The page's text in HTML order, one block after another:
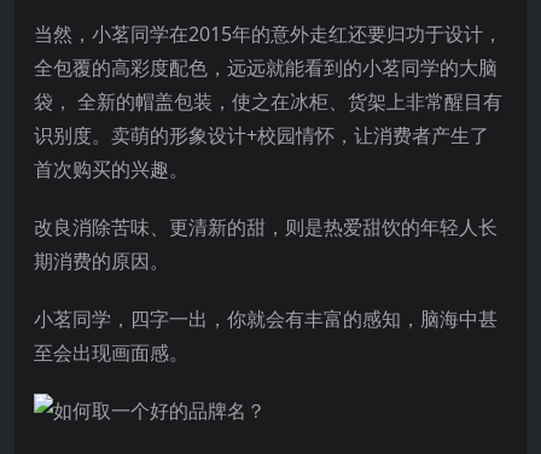
当然，小茗同学在2015年的意外走红还要归功于设计，
全包覆的高彩度配色，远远就能看到的小茗同学的大脑
袋， 全新的帽盖包装，使之在冰柜、货架上非常醒目有
识别度。卖萌的形象设计+校园情怀，让消费者产生了
首次购买的兴趣。
改良消除苦味、更清新的甜，则是热爱甜饮的年轻人长
期消费的原因。
小茗同学，四字一出，你就会有丰富的感知，脑海中甚
至会出现画面感。